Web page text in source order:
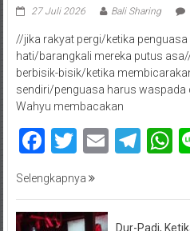
27 Juli 2026 Bali Sharing
//jika rakyat pergi/ketika
hati/barangkali mereka putus
berbisik-bisik/ketika
sendiri/penguasa harus waspada
Wahyu membacakan
Facebook
Twitter
Email
Selengkapnya
Dur-Padi,